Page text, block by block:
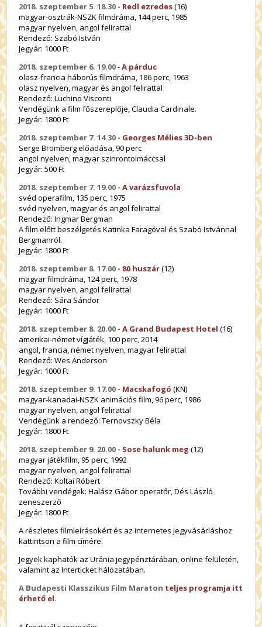
2018. szeptember 5. 18.30 - Redl ezredes(16)
magyar-osztrák-NSZK filmdráma, 144 perc, 1985
magyar nyelven, angol felirattal
Rendező: Szabó István
Jegyár: 1000 Ft
2018. szeptember 6. 19.00-A párduc
olasz-francia háborús filmdráma, 186 perc, 1963
olasz nyelven, magyar és angol felirattal
Rendező: Luchino Visconti
Vendégünk a film főszereplője, Claudia Cardinale.
Jegyár: 1800 Ft
2018. szeptember 7. 14.30 - Georges Mélies 3D-ben
Serge Bromberg előadása, 90 perc
angol nyelven, magyar szinrontolmáccsal
Jegyár: 500 Ft
2018. szeptember 7. 19.00 -A varázsfuvola
svéd operafilm, 135 perc, 1975
svéd nyelven, magyar és angol felirattal
Rendező: Ingmar Bergman
A film előtt beszélgetés Katinka Faragóval és Szabó Istvánnal
Bergmanról.
Jegyár: 1800 Ft
2018. szeptember 8. 17.00 - 80 huszár(12)
magyar filmdráma, 124 perc, 1978
magyar nyelven, angol felirattal
Rendező: Sára Sándor
Jegyár: 1000 Ft
2018. szeptember 8. 20.00 -A Grand Budapest Hotel (16)
amerikai-német vígjáték, 100 perc, 2014
angol, francia, német nyelven, magyar felirattal
Rendező: Wes Anderson
Jegyár: 1000 Ft
2018. szeptember 9. 17.00 - Macskafogó(KN)
magyar-kanadai-NSZK animációs film, 96 perc, 1986
magyar nyelven, angol felirattal
Vendégünk a rendező: Ternovszky Béla
Jegyár: 1800 Ft
2018. szeptember 9. 20.00 - Sose halunk meg (12)
magyar játékfilm, 95 perc, 1992
magyar nyelven, angol felirattal
Rendező: Koltai Róbert
További vendégek: Halász Gábor operatőr, Dés László
zeneszerző
Jegyár: 1800 Ft
A részletes filmleírásokért és az internetes jegyvásárláshoz
kattintson a film címére.
Jegyek kaphatók az Uránia jegypénztárában, online felületén,
valamint az Interticket hálózatában.
A Budapesti Klasszikus Film Maraton teljes programja itt
érhető el.